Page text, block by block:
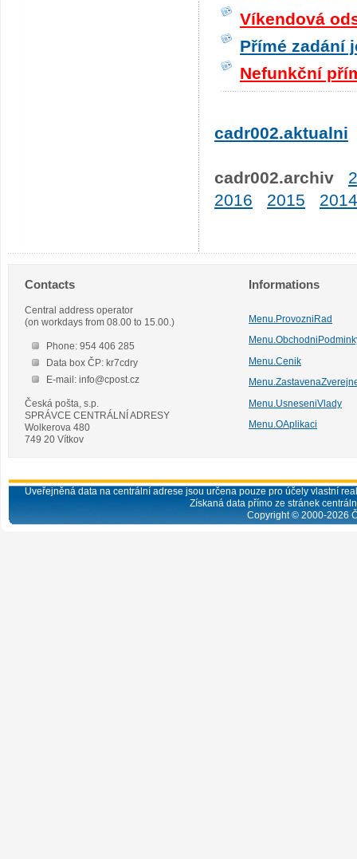
Víkendová
Přímé zadání
Nefunkční
cadr002.aktualni
cadr002.archiv
2016
2015 2014
Contacts
Central address operator
(on workdays from 08.00 to 15.00.)
Phone: 954 406 285
Data box ČP: kr7cdry
E-mail: info@cpost.cz
Česká pošta, s.p.
SPRÁVCE CENTRÁLNÍ ADRESY
Wolkerova 480
749 20 Vítkov
Informations
Menu.ProvozniRad
Menu.Cenik
Menu.UsneseniVlady
Menu.OAplikaci
Uveřejněná data na centrální adrese jsou určena pouze pro účely vlastní
Získaná data přímo ze stránek
Copyright © 2000-2026